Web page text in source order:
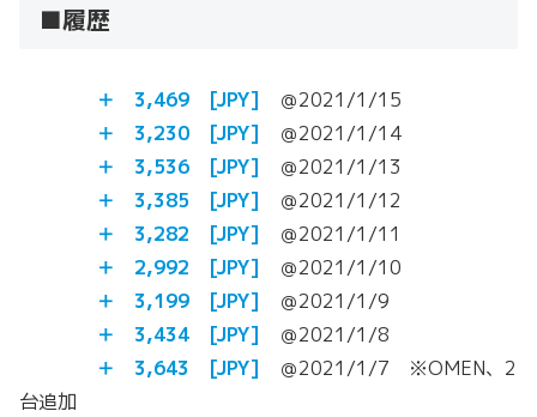
■履歴
＋ 3,469 [JPY] ＠2021/1/15
＋ 3,230 [JPY] ＠2021/1/14
＋ 3,536 [JPY] ＠2021/1/13
＋ 3,385 [JPY] ＠2021/1/12
＋ 3,282 [JPY] ＠2021/1/11
＋ 2,992 [JPY] ＠2021/1/10
＋ 3,199 [JPY] ＠2021/1/9
＋ 3,434 [JPY] ＠2021/1/8
＋ 3,643 [JPY] ＠2021/1/7 ※OMEN、2
台追加